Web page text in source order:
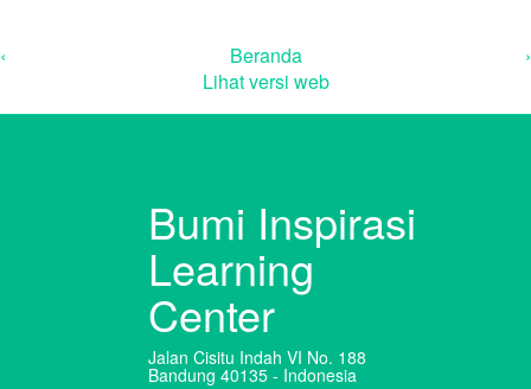
‹ ›
Beranda
Lihat versi web
Bumi Inspirasi
Learning
Center
Jalan Cisitu Indah VI No. 188
Bandung 40135 - Indonesia